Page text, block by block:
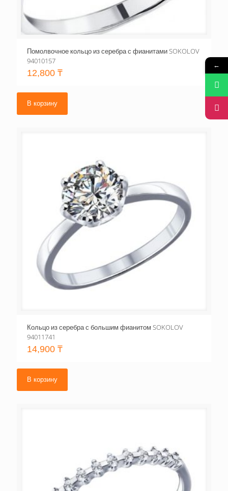
Помолвочное кольцо из серебра с фианитами SOKOLOV
94010157
12,800 ₸
В корзину
Кольцо из серебра с большим фианитом SOKOLOV
94011741
14,900 ₸
В корзину
←